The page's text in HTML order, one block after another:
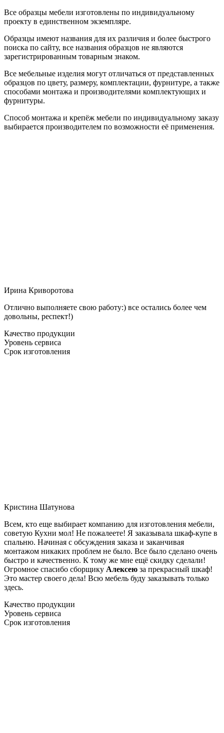
Все образцы мебели изготовлены по индивидуальному
проекту в единственном экземпляре.
Образцы имеют названия для их различия и более быстрого
поиска по сайту, все названия образцов не являются
зарегистрированным товарным знаком.
Все мебельные изделия могут отличаться от представленных
образцов по цвету, размеру, комплектации, фурнитуре, а также
способами монтажа и производителями комплектующих и
фурнитуры.
Способ монтажа и крепёж мебели по индивидуальному заказу
выбирается производителем по возможности её применения.
Ирина Криворотова
Отлично выполняете свою работу:) все остались более чем
довольны, респект!)
Качество продукции
Уровень сервиса
Срок изготовления
Кристина Шатунова
Всем, кто еще выбирает компанию для изготовления мебели,
советую Кухни мол! Не пожалеете! Я заказывала шкаф-купе в
спальню. Начиная с обсуждения заказа и заканчивая
монтажом никаких проблем не было. Все было сделано очень
быстро и качественно. К тому же мне ещё скидку сделали!
Огромное спасибо сборщику Алексею за прекрасный шкаф!
Это мастер своего дела! Всю мебель буду заказывать только
здесь.
Качество продукции
Уровень сервиса
Срок изготовления